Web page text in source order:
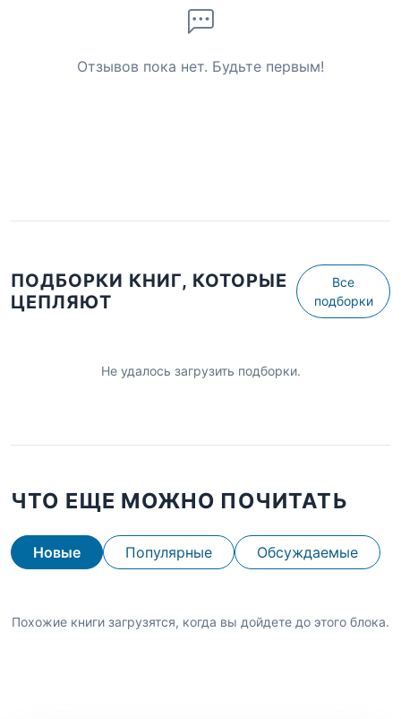
Отзывов пока нет. Будьте первым!
ПОДБОРКИ КНИГ, КОТОРЫЕ
ЦЕПЛЯЮТ
Все
подборки
Не удалось загрузить подборки.
ЧТО ЕЩЕ МОЖНО ПОЧИТАТЬ
Новые Популярные Обсуждаемые
Похожие книги загрузятся, когда вы дойдете до этого блока.